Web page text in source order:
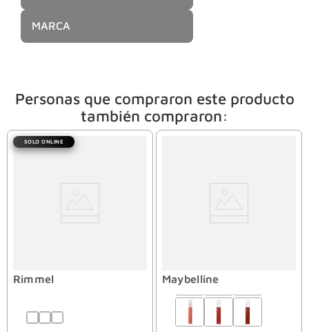
MARCA
Personas que compraron este producto
también compraron:
SOLO ONLINE
Rimmel Maybelline